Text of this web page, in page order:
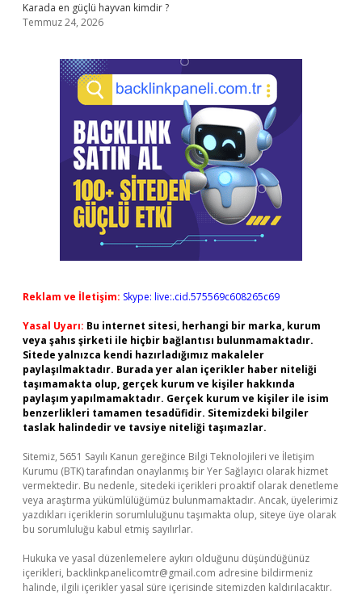
Karada en güçlü hayvan kimdir ?
Temmuz 24, 2026
Reklam ve İletişim: Skype: live:.cid.575569c608265c69
Yasal Uyarı: Bu internet sitesi, herhangi bir marka, kurum
veya şahıs şirketi ile hiçbir bağlantısı bulunmamaktadır.
Sitede yalnızca kendi hazırladığımız makaleler
paylaşılmaktadır. Burada yer alan içerikler haber niteliği
taşımamakta olup, gerçek kurum ve kişiler hakkında
paylaşım yapılmamaktadır. Gerçek kurum ve kişiler ile isim
benzerlikleri tamamen tesadüfidir. Sitemizdeki bilgiler
taslak halindedir ve tavsiye niteliği taşımazlar.
Sitemiz, 5651 Sayılı Kanun gereğince Bilgi Teknolojileri ve İletişim
Kurumu (BTK) tarafından onaylanmış bir Yer Sağlayıcı olarak hizmet
vermektedir. Bu nedenle, sitedeki içerikleri proaktif olarak denetleme
veya araştırma yükümlülüğümüz bulunmamaktadır. Ancak, üyelerimiz
yazdıkları içeriklerin sorumluluğunu taşımakta olup, siteye üye olarak
bu sorumluluğu kabul etmiş sayılırlar.
Hukuka ve yasal düzenlemelere aykırı olduğunu düşündüğünüz
içerikleri, backlinkpanelicomtr@gmail.com adresine bildirmeniz
halinde, ilgili içerikler yasal süre içerisinde sitemizden kaldırılacaktır.